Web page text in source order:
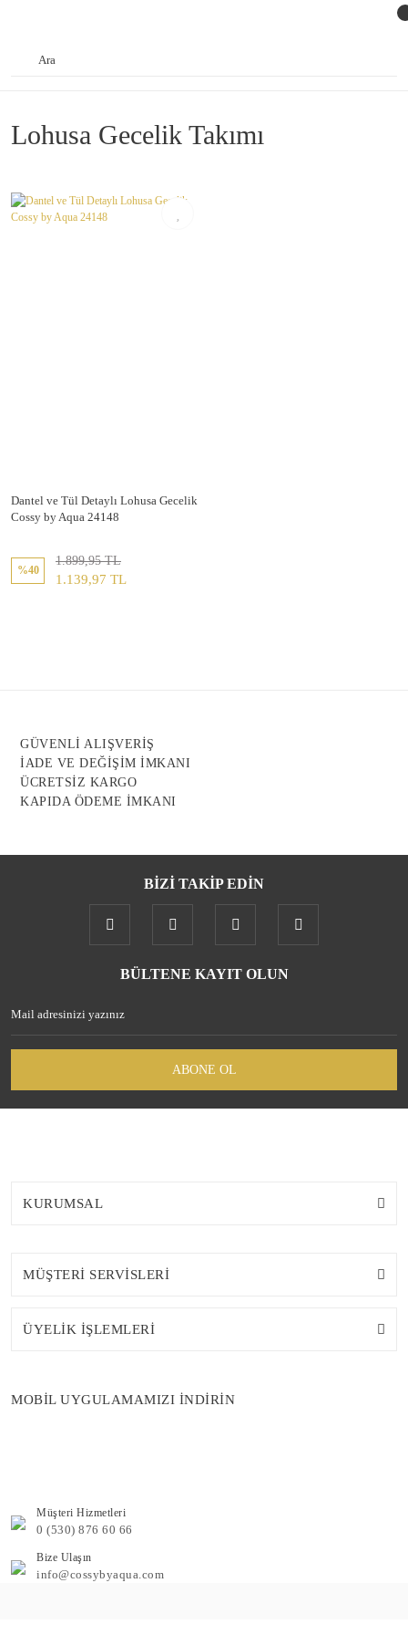
Lohusa Gecelik Takımı
Dantel ve Tül Detaylı Lohusa Gecelik
Cossy by Aqua 24148
%40
1.899,95 TL
1.139,97 TL
GÜVENLİ ALIŞVERİŞ
İADE VE DEĞİŞİM İMKANI
ÜCRETSİZ KARGO
KAPIDA ÖDEME İMKANI
BİZİ TAKİP EDİN
BÜLTENE KAYIT OLUN
ABONE OL
KURUMSAL
MÜŞTERİ SERVİSLERİ
ÜYELİK İŞLEMLERİ
MOBİL UYGULAMAMIZI İNDİRİN
Müşteri Hizmetleri
0 (530) 876 60 66
Bize Ulaşın
info@cossybyaqua.com